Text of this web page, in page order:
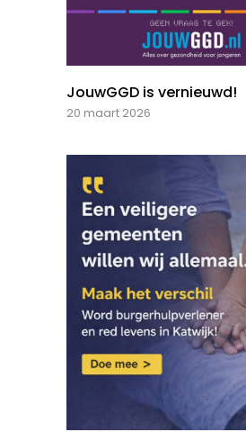
JouwGGD is vernieuwd!
20 maart 2026